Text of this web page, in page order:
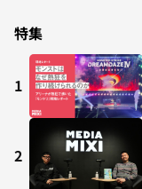
特集
1
2